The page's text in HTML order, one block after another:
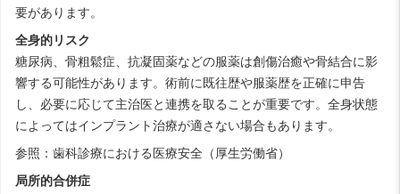
要があります。
全身的リスク
糖尿病、骨粗鬆症、抗凝固薬などの服薬は創傷治癒や骨結合に影
響する可能性があります。術前に既往歴や服薬歴を正確に申告
し、必要に応じて主治医と連携を取ることが重要です。全身状態
によってはインプラント治療が適さない場合もあります。
参照： 歯科診療における医療安全（厚生労働省）
局所的合併症